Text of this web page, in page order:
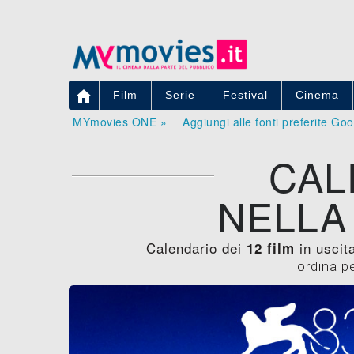
 Film Serie Festival Cinema
MYmovies ONE » Aggiungi alle fonti preferite
Calendario dei 12 film in
ordina